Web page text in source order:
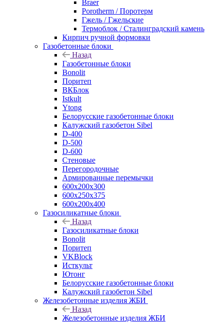
Braer
Porotherm / Поротерм
Гжель / Гжельские
Термоблок / Сталинградский камень
Кирпич ручной формовки
Газобетонные блоки
Назад
Газобетонные блоки
Bonolit
Поритеп
ВКБлок
Istkult
Ytong
Белорусские газобетонные блоки
Калужский газобетон Sibel
D-400
D-500
D-600
Стеновые
Перегородочные
Армированные перемычки
600х200х300
600х250х375
600х200х400
Газосиликатные блоки
Назад
Газосиликатные блоки
Bonolit
Поритеп
VKBlock
Исткульт
Ютонг
Белорусские газобетонные блоки
Калужский газобетон Sibel
Железобетонные изделия ЖБИ
Назад
Железобетонные изделия ЖБИ